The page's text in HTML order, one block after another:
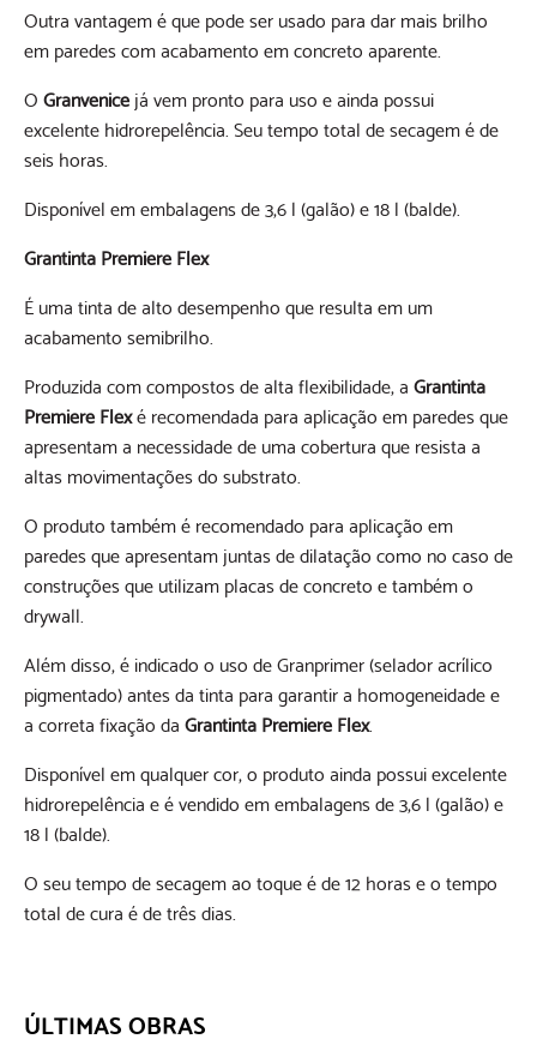
Outra vantagem é que pode ser usado para dar mais brilho
em paredes com acabamento em concreto aparente.
OGranvenicejá vem pronto para uso e ainda possui
excelente hidrorepelência. Seu tempo total de secagem é de
seis horas.
Disponível em embalagens de 3,6 l (galão) e 18 l (balde).
Grantinta Premiere Flex
É uma tinta de alto desempenho que resulta em um
acabamento semibrilho.
Produzida com compostos de alta flexibilidade, aGrantinta
Premiere Flexé recomendada para aplicação em paredes que
apresentam a necessidade de uma cobertura que resista a
altas movimentações do substrato.
O produto também é recomendado para aplicação em
paredes que apresentam juntas de dilatação como no caso de
construções que utilizam placas de concreto e também o
drywall.
Além disso, é indicado o uso de Granprimer (selador acrílico
pigmentado) antes da tinta para garantir a homogeneidade e
a correta fixação daGrantinta Premiere Flex.
Disponível em qualquer cor, o produto ainda possui excelente
hidrorepelência e é vendido em embalagens de 3,6 l (galão) e
18 l (balde).
O seu tempo de secagem ao toque é de 12 horas e o tempo
total de cura é de três dias.
ÚLTIMAS OBRAS